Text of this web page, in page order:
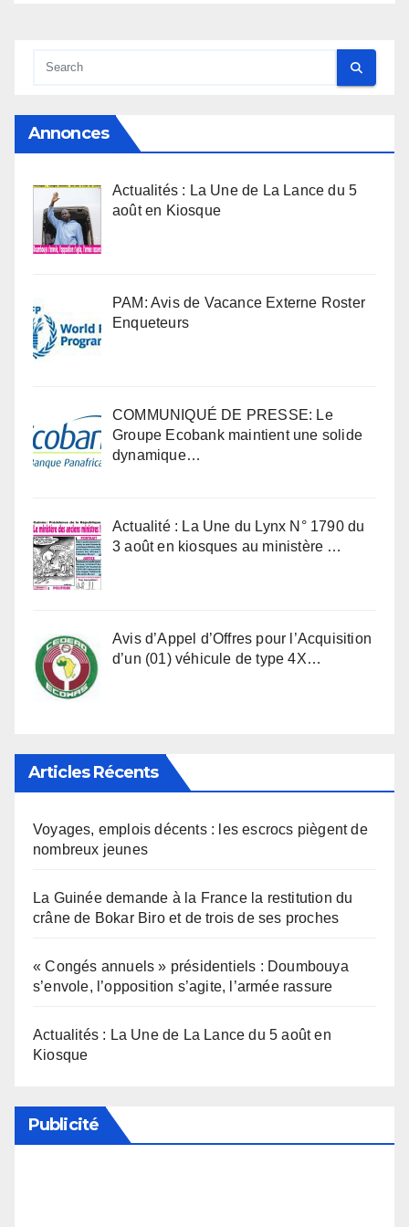
Annonces
Actualités : La Une de La Lance du 5
août en Kiosque
PAM: Avis de Vacance Externe Roster
Enqueteurs
COMMUNIQUÉ DE PRESSE: Le
Groupe Ecobank maintient une solide
dynamique…
Actualité : La Une du Lynx N° 1790 du
3 août en kiosques au ministère …
Avis d’Appel d’Offres pour l’Acquisition
d’un (01) véhicule de type 4X…
Articles Récents
Voyages, emplois décents : les escrocs piègent de
nombreux jeunes
La Guinée demande à la France la restitution du
crâne de Bokar Biro et de trois de ses proches
« Congés annuels » présidentiels : Doumbouya
s’envole, l’opposition s’agite, l’armée rassure
Actualités : La Une de La Lance du 5 août en
Kiosque
Publicité